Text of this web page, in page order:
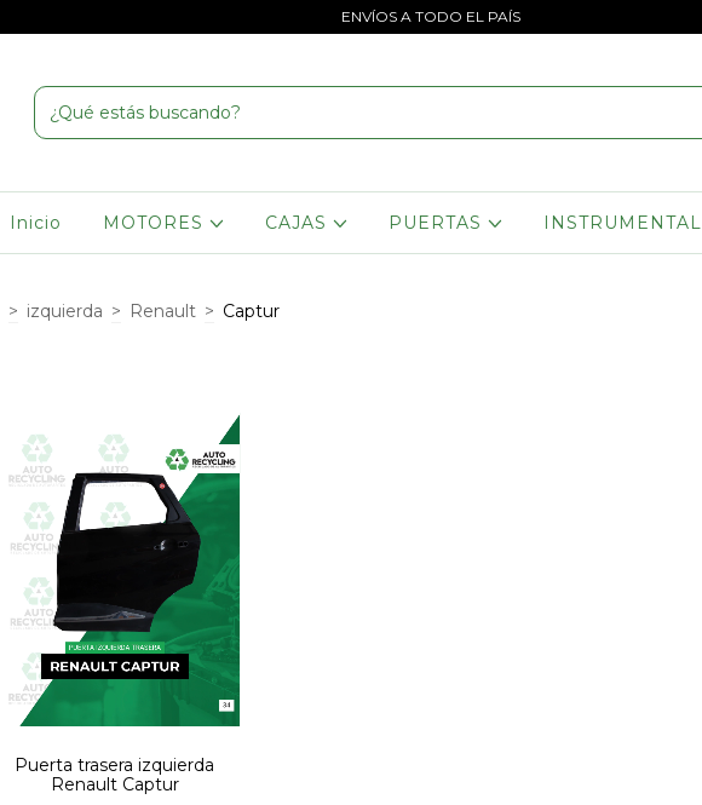
ENVÍOS A TODO EL PAÍS
Inicio MOTORES CAJAS PUERTAS INSTRUMENTAL
> izquierda > Renault > Captur
Puerta trasera izquierda
Renault Captur